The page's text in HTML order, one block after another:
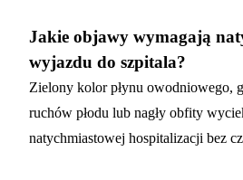
Jakie objawy wymagają
wyjazdu do szpitala?
Zielony kolor płynu owodniowego,
ruchów płodu lub nagły obfity
natychmiastowej hospitalizacji bez